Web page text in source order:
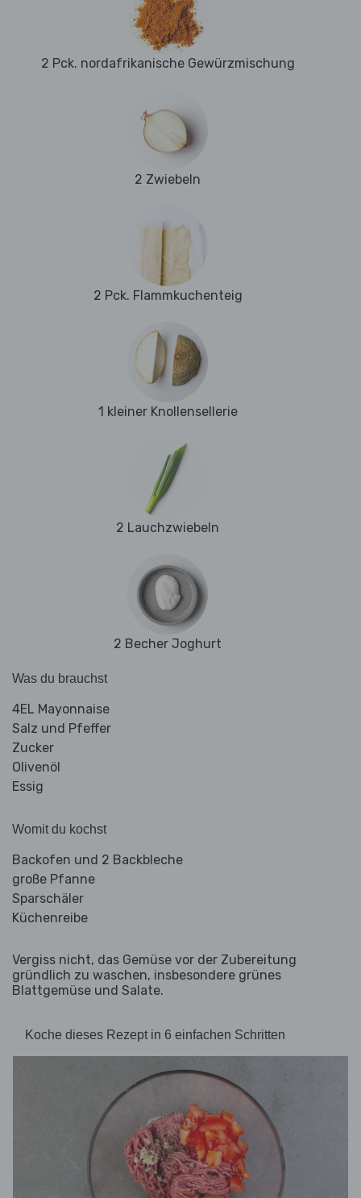
2 Pck. nordafrikanische Gewürzmischung
2 Zwiebeln
2 Pck. Flammkuchenteig
1 kleiner Knollensellerie
2 Lauchzwiebeln
2 Becher Joghurt
Was du brauchst
4EL Mayonnaise
Salz und Pfeffer
Zucker
Olivenöl
Essig
Womit du kochst
Backofen und 2 Backbleche
große Pfanne
Sparschäler
Küchenreibe
Vergiss nicht, das Gemüse vor der Zubereitung
gründlich zu waschen, insbesondere grünes
Blattgemüse und Salate.
Koche dieses Rezept in 6 einfachen Schritten